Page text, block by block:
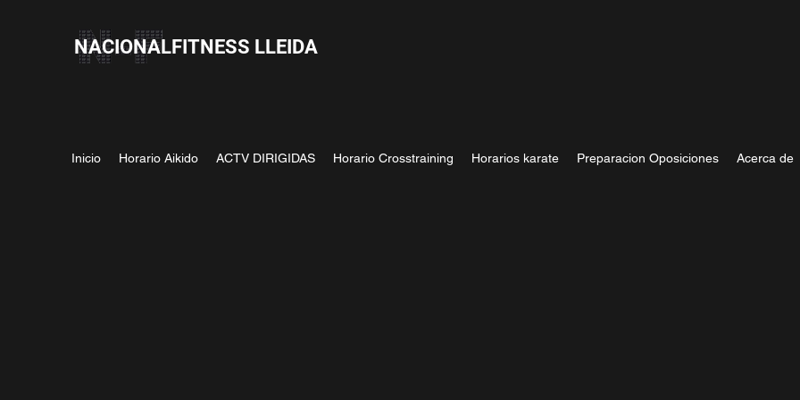
NACIONALFITNESS LLEIDA
Inicio Horario Aikido ACTV DIRIGIDAS Horario Crosstraining Horarios karate Preparacion Oposiciones Acerca de